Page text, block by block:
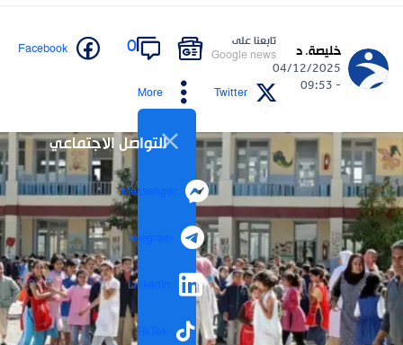
خليصة. د
04/12/2025
- 09:53
تابعنا على
Google news
0
Facebook
Twitter
More
التواصل الاجتماعي
Messenger
Telegram
LinkedIn
TikTok